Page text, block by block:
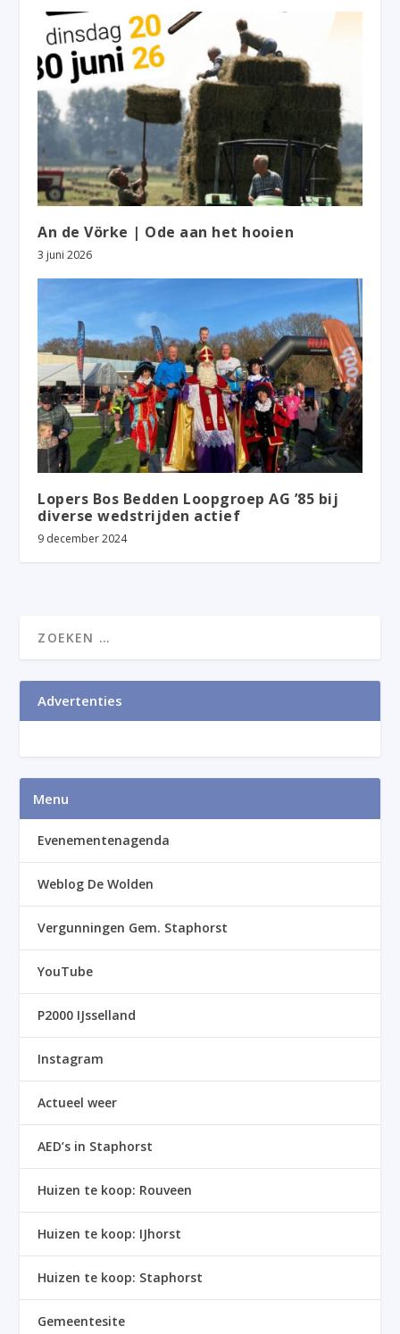
An de Vörke | Ode aan het hooien
3 juni 2026
Lopers Bos Bedden Loopgroep AG ’85 bij
diverse wedstrijden actief
9 december 2024
Advertenties
Menu
Evenementenagenda
Weblog De Wolden
Vergunningen Gem. Staphorst
YouTube
P2000 IJsselland
Instagram
Actueel weer
AED’s in Staphorst
Huizen te koop: Rouveen
Huizen te koop: IJhorst
Huizen te koop: Staphorst
Gemeentesite